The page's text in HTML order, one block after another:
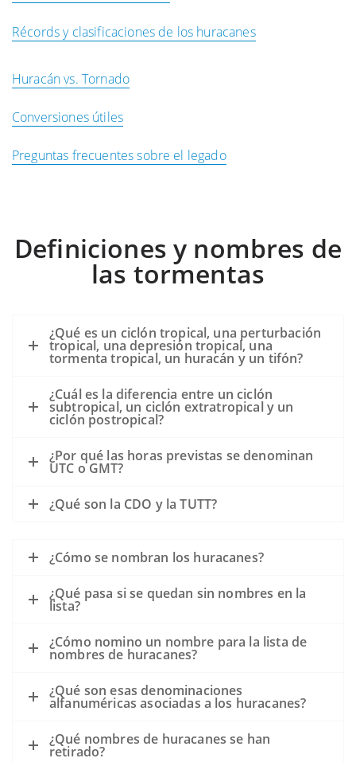
Récords y clasificaciones de los huracanes
Huracán vs. Tornado
Conversiones útiles
Preguntas frecuentes sobre el legado
Definiciones y nombres de
las tormentas
¿Qué es un ciclón tropical, una perturbación
tropical, una depresión tropical, una
tormenta tropical, un huracán y un tifón?
¿Cuál es la diferencia entre un ciclón
subtropical, un ciclón extratropical y un
ciclón postropical?
¿Por qué las horas previstas se denominan
UTC o GMT?
¿Qué son la CDO y la TUTT?
¿Cómo se nombran los huracanes?
¿Qué pasa si se quedan sin nombres en la
lista?
¿Cómo nomino un nombre para la lista de
nombres de huracanes?
¿Qué son esas denominaciones
alfanuméricas asociadas a los huracanes?
¿Qué nombres de huracanes se han
retirado?